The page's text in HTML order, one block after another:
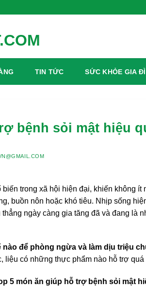
TIN TỨC SỨC KHỎE GIA
bệnh sỏi mật hiệu
trong xã hội hiện đại, khiến không
buồn nôn hoặc khó tiêu. Nhịp sống
ngày càng gia tăng đã và đang là
nào để phòng ngừa và làm dịu triệu
liệu có những thực phẩm nào hỗ trợ
5 món ăn giúp hỗ trợ bệnh sỏi mật